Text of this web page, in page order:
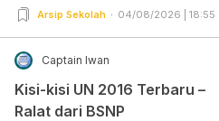
Arsip Sekolah 04/08/2026 | 18:55
Captain Iwan
Kisi-kisi UN 2016 Terbaru –
Ralat dari BSNP